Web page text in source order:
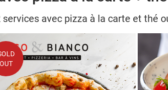
avec pizza à la carte et thé
OUT